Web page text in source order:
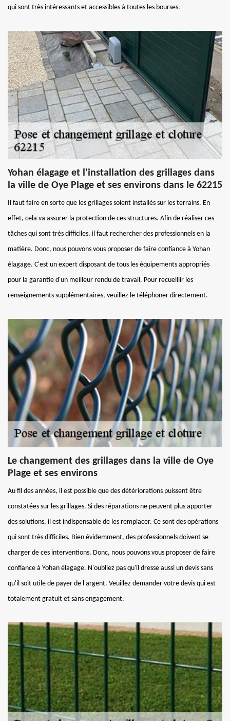
qui sont très intéressants et accessibles à toutes les bourses.
Yohan élagage et l'installation des grillages dans
la ville de Oye Plage et ses environs dans le 62215
Il faut faire en sorte que les grillages soient installés sur les terrains. En
effet, cela va assurer la protection de ces structures. Afin de réaliser ces
tâches qui sont très difficiles, il faut rechercher des professionnels en la
matière. Donc, nous pouvons vous proposer de faire confiance à Yohan
élagage. C'est un expert disposant de tous les équipements appropriés
pour la garantie d'un meilleur rendu de travail. Pour recueillir les
renseignements supplémentaires, veuillez le téléphoner directement.
Le changement des grillages dans la ville de Oye
Plage et ses environs
Au fil des années, il est possible que des détériorations puissent être
constatées sur les grillages. Si des réparations ne peuvent plus apporter
des solutions, il est indispensable de les remplacer. Ce sont des opérations
qui sont très difficiles. Bien évidemment, des professionnels doivent se
charger de ces interventions. Donc, nous pouvons vous proposer de faire
confiance à Yohan élagage. N'oubliez pas qu'il dresse aussi un devis sans
qu'il soit utile de payer de l'argent. Veuillez demander votre devis qui est
totalement gratuit et sans engagement.